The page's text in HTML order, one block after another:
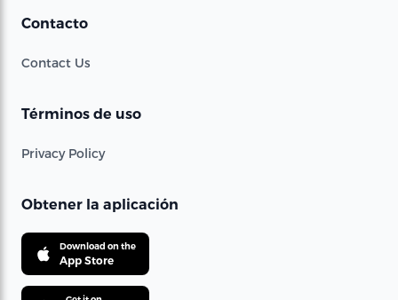
Contacto
Contact Us
Términos de uso
Privacy Policy
Obtener la aplicación
Download on the
App Store